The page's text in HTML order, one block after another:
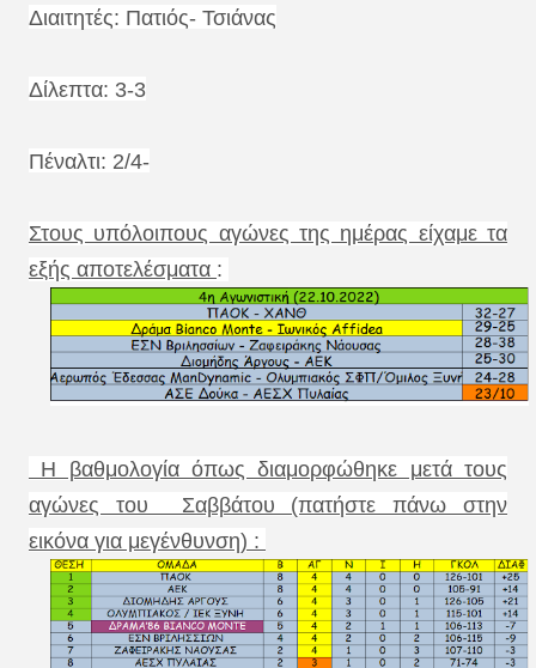
Διαιτητές: Πατιός- Τσιάνας
Δίλεπτα: 3-3
Πέναλτι: 2/4-
Στους υπόλοιπους αγώνες της ημέρας είχαμε τα
εξής αποτελέσματα :
Η βαθμολογία όπως διαμορφώθηκε μετά τους
αγώνες του Σαββάτου (πατήστε πάνω στην
εικόνα για μεγένθυνση) :